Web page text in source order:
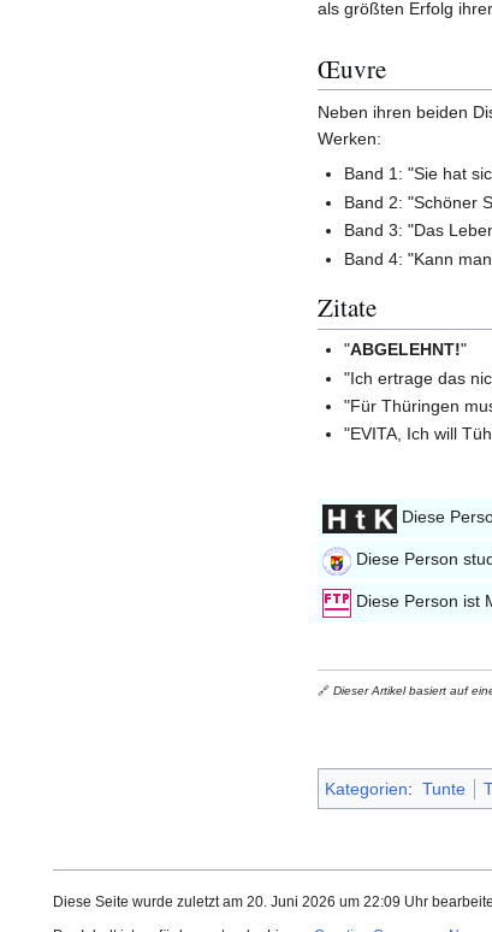
als größten Erfolg
Œuvre
Neben ihren beiden
Werken:
Band 1: "Sie hat
Band 2: "Schöner
Band 3: "Das
Band 4: "Kann
Zitate
"ABGELEHNT!"
"Ich ertrage das
"Für Thüringen
"EVITA, Ich will
Diese
Diese Person
Diese Person ist
🔗 Dieser Artikel basiert auf
Kategorien: Tunte
Diese Seite wurde zuletzt am 20. Juni 2026 um 22:09 Uhr